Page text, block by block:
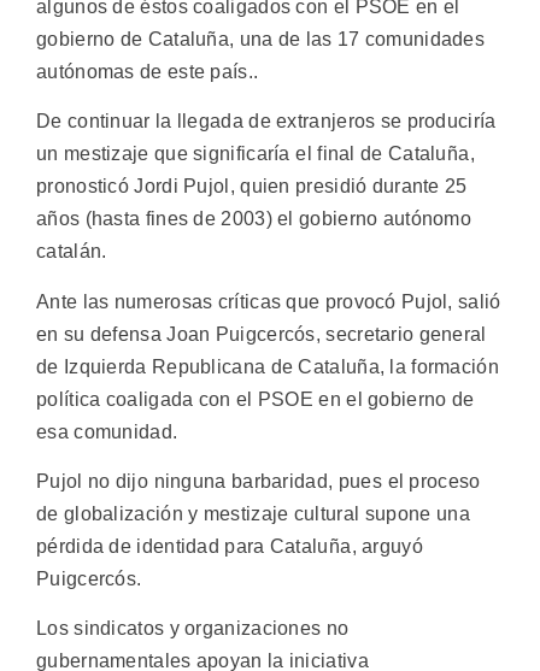
algunos de éstos coaligados con el PSOE en el
gobierno de Cataluña, una de las 17 comunidades
autónomas de este país..
De continuar la llegada de extranjeros se produciría
un mestizaje que significaría el final de Cataluña,
pronosticó Jordi Pujol, quien presidió durante 25
años (hasta fines de 2003) el gobierno autónomo
catalán.
Ante las numerosas críticas que provocó Pujol, salió
en su defensa Joan Puigcercós, secretario general
de Izquierda Republicana de Cataluña, la formación
política coaligada con el PSOE en el gobierno de
esa comunidad.
Pujol no dijo ninguna barbaridad, pues el proceso
de globalización y mestizaje cultural supone una
pérdida de identidad para Cataluña, arguyó
Puigcercós.
Los sindicatos y organizaciones no
gubernamentales apoyan la iniciativa